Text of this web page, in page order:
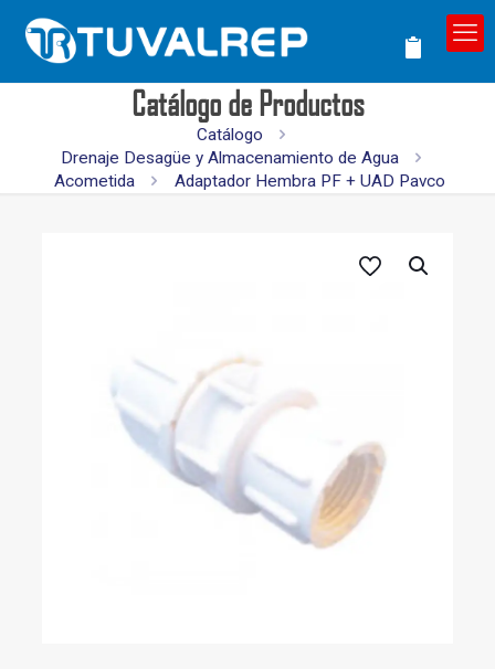
Catálogo de Productos
Catálogo
Drenaje Desagüe y Almacenamiento de Agua
Acometida
Adaptador Hembra PF + UAD Pavco